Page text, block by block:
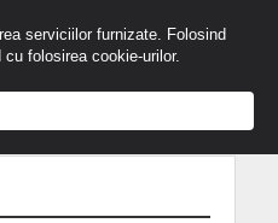
serviciilor furnizate. Folosind
folosirea cookie-urilor.